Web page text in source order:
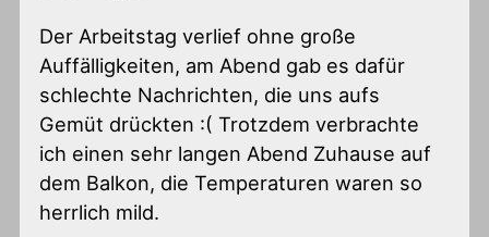
Der Arbeitstag verlief ohne große
Auffälligkeiten, am Abend gab es dafür
schlechte Nachrichten, die uns aufs
Gemüt drückten :( Trotzdem verbrachte
ich einen sehr langen Abend Zuhause auf
dem Balkon, die Temperaturen waren so
herrlich mild.